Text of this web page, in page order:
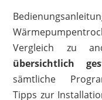
Vergleich zu
übersichtlich
sämtliche
Tipps zur